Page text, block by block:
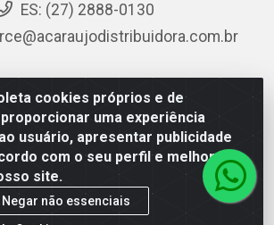
cookies próprios e de
uma experiência
usuário, apresentar publicidade
com o seu perfil e melhorar a
site.
Negar não essenciais
ES: (27) 2888-0130
- Rua Carneiro de Campos, 42 -
Rio de Janeiro/RJ - CEP 20.920-410 -
CNPJ 08.744.753/0003-85